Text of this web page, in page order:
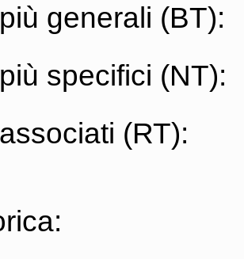
generali (BT):
specifici (NT):
(RT):